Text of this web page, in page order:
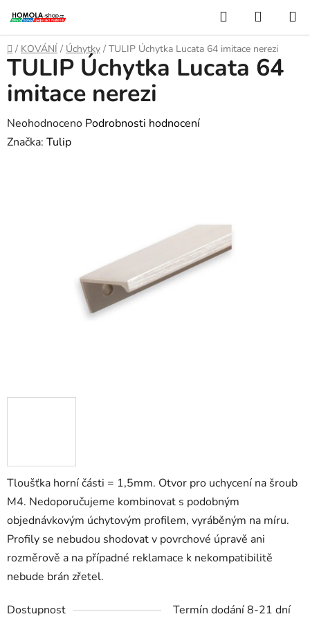
na
obsah
Hledat
KOŠÍK
Domů
/ KOVÁNÍ / Úchytky / TULIP Úchytka Lucata 64 imitace nerezi
Tloušťka horní části = 1,5mm. Otvor pro uchycení na šroub
M4. Nedoporučujeme kombinovat s podobným
objednávkovým úchytovým profilem, vyráběným na míru.
Profily se nebudou shodovat v povrchové úpravě ani
rozměrově a na případné reklamace k nekompatibilitě
nebude brán zřetel.
Dostupnost Termín dodání 8-21 dní
TULIP Úchytka Lucata 64
imitace nerezi
Průměrné
hodnocení
Neohodnoceno Podrobnosti hodnocení
Značka: Tulip